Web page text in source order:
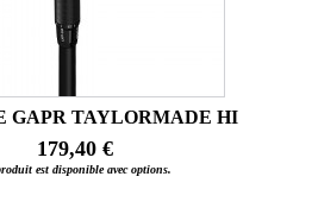
GAPR TAYLORMADE HI
179,40 €
est disponible avec options.